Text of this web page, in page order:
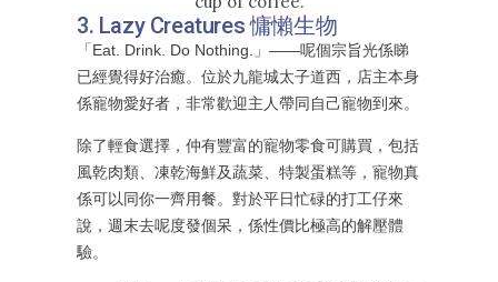
3. Lazy Creatures 慵懶生物
「Eat. Drink. Do Nothing.」——呢個宗旨光係睇
已經覺得好治癒。位於九龍城太子道西，店主本身
係寵物愛好者，非常歡迎主人帶同自己寵物到來。
除了輕食選擇，仲有豐富的寵物零食可購買，包括
風乾肉類、凍乾海鮮及蔬菜、特製蛋糕等，寵物真
係可以同你一齊用餐。對於平日忙碌的打工仔來
說，週末去呢度發個呆，係性價比極高的解壓體
驗。